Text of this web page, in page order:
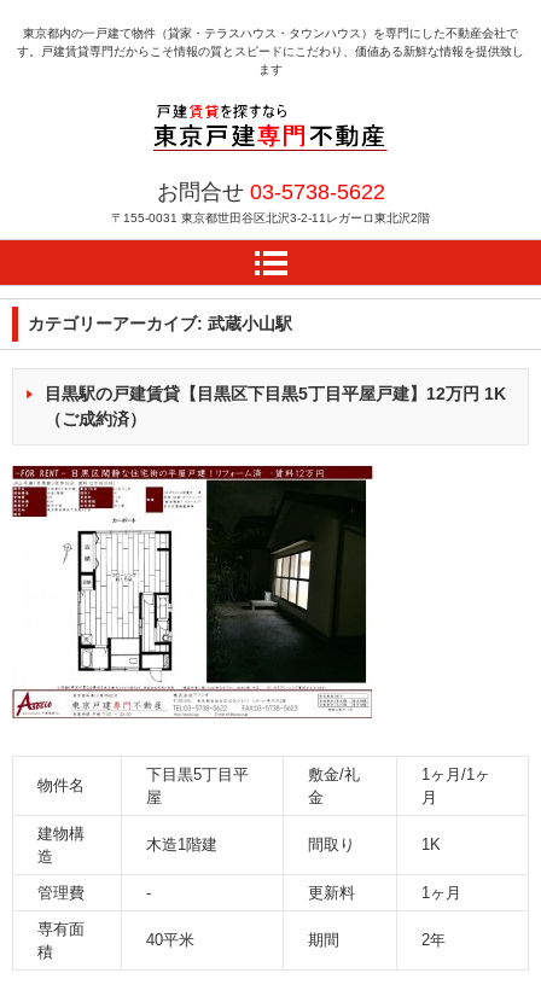
戸建賃貸を探すなら東京
戸建専門不動産
東京都内の一戸建て物件（貸家・テラスハウス・タウンハウス）を専門にした不動産会社で
す。戸建賃貸専門だからこそ情報の質とスピードにこだわり、価値ある新鮮な情報を提供致し
ます
お問合せ 03-5738-5622
〒155-0031 東京都世田谷区北沢3-2-11レガーロ東北沢2階
カテゴリーアーカイブ: 武蔵小山駅
目黒駅の戸建賃貸【目黒区下目黒5丁目平屋戸建】12万円 1K
（ご成約済）
物件名
下目黒5丁目平
屋
敷金/礼
金
1ヶ月/1ヶ
月
建物構
造
木造1階建 間取り 1K
管理費 - 更新料
1ヶ月
専有面
積
40平米 期間 2年